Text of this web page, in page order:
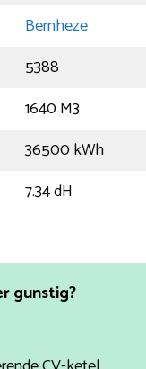
Bernheze
5388
1640 M3
36500 kWh
7.34 dH
gunstig?